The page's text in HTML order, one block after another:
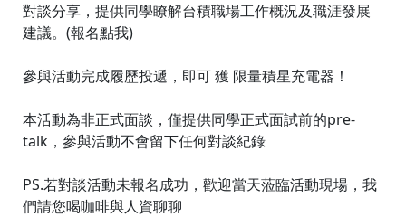
對談分享，提供同學瞭解台積職場工作概況及職涯發展
建議。(報名點我)
參與活動完成履歷投遞，即可 獲 限量積星充電器！
本活動為非正式面談，僅提供同學正式面試前的pre-
talk，參與活動不會留下任何對談紀錄
PS.若對談活動未報名成功，歡迎當天蒞臨活動現場，我
們請您喝咖啡與人資聊聊